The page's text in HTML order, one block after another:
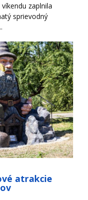
zaplnila
sprievodný
atrakcie